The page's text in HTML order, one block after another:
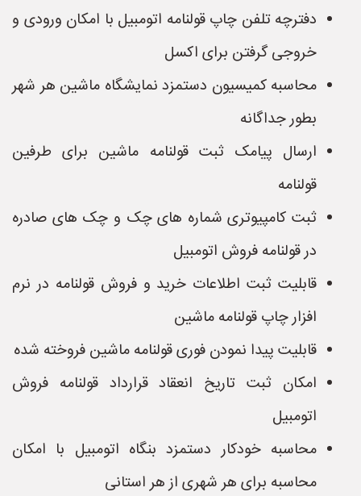
دفترچه تلفن چاپ قولنامه اتومبیل با امکان ورودی و
خروجی گرفتن برای اکسل
محاسبه کمیسیون دستمزد نمایشگاه ماشین هر شهر
بطور جداگانه
ارسال پیامک ثبت قولنامه ماشین برای طرفین
قولنامه
ثبت کامپیوتری شماره های چک و چک های صادره
در قولنامه فروش اتومبیل
قابلیت ثبت اطلاعات خرید و فروش قولنامه در نرم
افزار چاپ قولنامه ماشین
قابلیت پیدا نمودن فوری قولنامه ماشین فروخته شده
امکان ثبت تاریخ انعقاد قرارداد قولنامه فروش
اتومبیل
محاسبه خودکار دستمزد بنگاه اتومبیل با امکان
محاسبه برای هر شهری از هر استانی